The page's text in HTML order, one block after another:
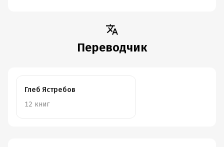
Переводчик
Глеб Ястребов
12 книг